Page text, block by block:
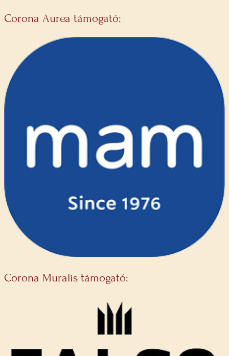
Corona Aurea támogató:
Corona Muralis támogató: